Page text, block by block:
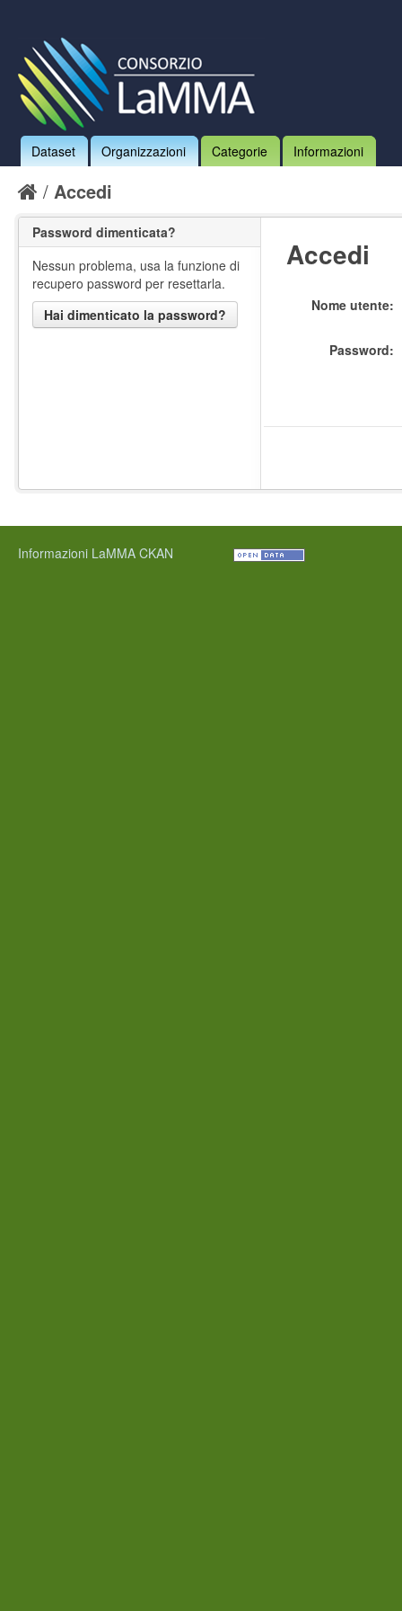
Dataset Organizzazioni Categorie Informazioni
Accedi
Accedi
Nome utente
Password
Password dimenticata?
Nessun problema, usa la funzione di
recupero password per resettarla.
Hai dimenticato la password?
Informazioni LaMMA CKAN